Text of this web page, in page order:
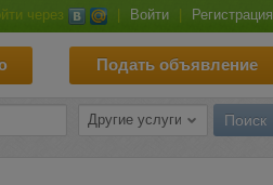
через Войти Регистрация
Подать объявление